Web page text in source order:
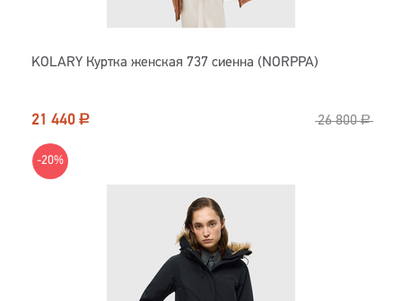
KOLARY Куртка женская 737 сиенна (NORPPA)
21 440 Р 26 800 Р
-20%